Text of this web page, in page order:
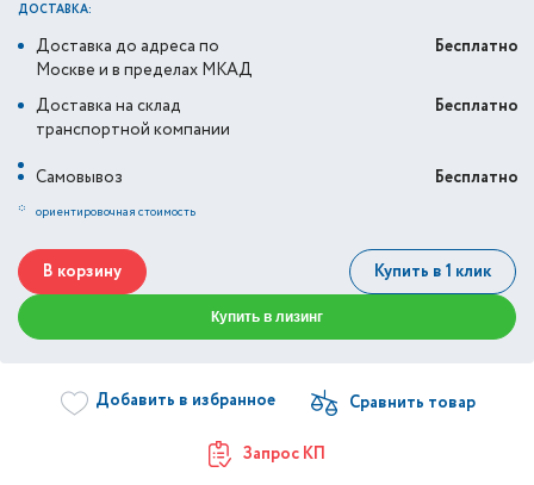
ДОСТАВКА:
Доставка до адреса по
Москве и в пределах МКАД
Бесплатно
Доставка на склад
транспортной компании
Бесплатно
Самовывоз
Бесплатно
* ориентировочная стоимость
В корзину Купить в 1 клик
Купить в лизинг
Добавить в избранное
Запрос КП